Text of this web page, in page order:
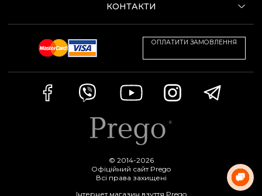
КОНТАКТИ
ОПЛАТИТИ ЗАМОВЛЕННЯ
© 2014-2026
Офіційний сайт Prego
Всі права захищені
Інтернет магазин взуття Prego